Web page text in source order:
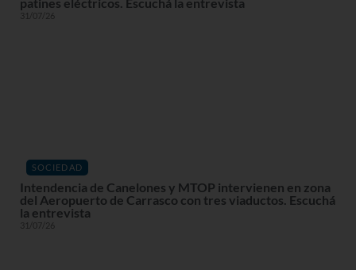
patines eléctricos. Escuchá la entrevista
31/07/26
SOCIEDAD
Intendencia de Canelones y MTOP intervienen en zona
del Aeropuerto de Carrasco con tres viaductos. Escuchá
la entrevista
31/07/26